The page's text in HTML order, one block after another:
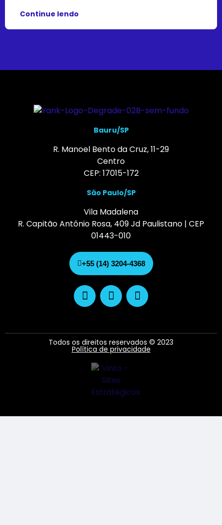
Continue lendo
Bauru/SP
R. Manoel Bento da Cruz, 11-29
Centro
CEP: 17015-172
São Paulo/SP
Vila Madalena
R. Capitão Antônio Rosa, 409 Jd Paulistano | CEP
01443-010
+55 (14) 3204-4368
Todos os direitos reservados © 2023
Política de privacidade